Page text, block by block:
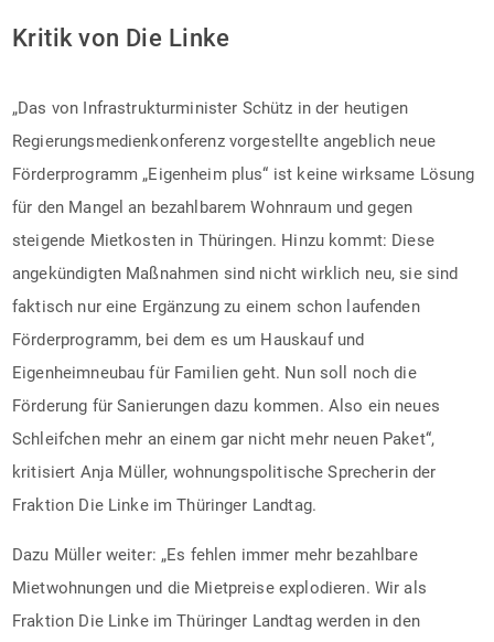
Kritik von Die Linke
„Das von Infrastrukturminister Schütz in der heutigen
Regierungsmedienkonferenz vorgestellte angeblich neue
Förderprogramm „Eigenheim plus“ ist keine wirksame Lösung
für den Mangel an bezahlbarem Wohnraum und gegen
steigende Mietkosten in Thüringen. Hinzu kommt: Diese
angekündigten Maßnahmen sind nicht wirklich neu, sie sind
faktisch nur eine Ergänzung zu einem schon laufenden
Förderprogramm, bei dem es um Hauskauf und
Eigenheimneubau für Familien geht. Nun soll noch die
Förderung für Sanierungen dazu kommen. Also ein neues
Schleifchen mehr an einem gar nicht mehr neuen Paket“,
kritisiert Anja Müller, wohnungspolitische Sprecherin der
Fraktion Die Linke im Thüringer Landtag.
Dazu Müller weiter: „Es fehlen immer mehr bezahlbare
Mietwohnungen und die Mietpreise explodieren. Wir als
Fraktion Die Linke im Thüringer Landtag werden in den